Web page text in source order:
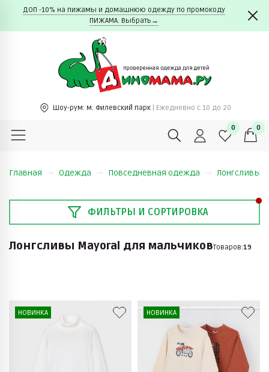
ДОП -10% на пижамы и домашнюю одежду по промокоду
ПИЖАМА. Выбрать→
Шоу-рум: м. Филевский парк | Ежедневно c 10 до 20
0 0
Главная Одежда Повседневная одежда Лонгсливы
ФИЛЬТРЫ И СОРТИРОВКА
Лонгсливы Mayoral для мальчиковТоваров:19
НОВИНКА НОВИНКА